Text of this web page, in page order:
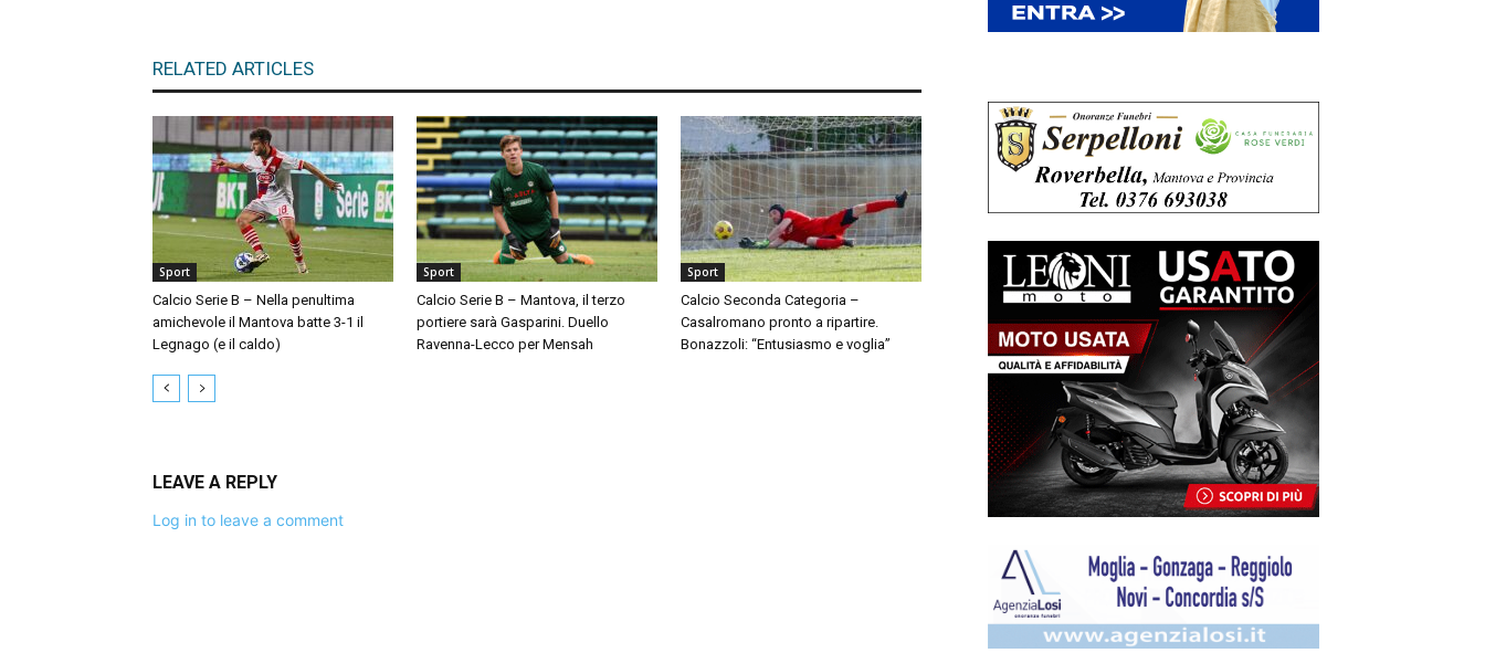
RELATED ARTICLES
Sport
Calcio Serie B – Nella penultima
amichevole il Mantova batte 3-1 il
Legnago (e il caldo)
Sport
Calcio Serie B – Mantova, il terzo
portiere sarà Gasparini. Duello
Ravenna-Lecco per Mensah
Sport
Calcio Seconda Categoria –
Casalromano pronto a ripartire.
Bonazzoli: “Entusiasmo e voglia”
LEAVE A REPLY
Log in to leave a comment